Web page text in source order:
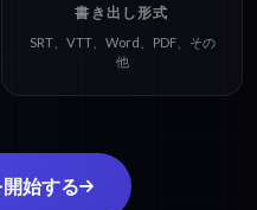
書き出し形式
SRT、VTT、Word、PDF、その
他
始する